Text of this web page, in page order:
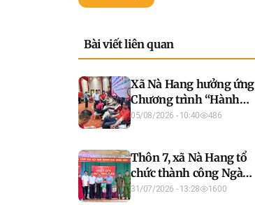
Bài viết liên quan
Xã Nà Hang hưởng ứng
Chương trình “Hành
trình đỏ - Kết nối dòng
05/08/2026 - 10:40 486
Thôn 7, xã Nà Hang tổ
chức thành công Ngày
hội toàn dân bảo vệ an
31/07/2026 - 13:28 1600